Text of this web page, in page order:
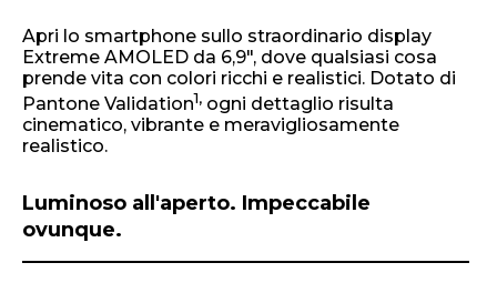
Apri lo smartphone sullo straordinario display
Extreme AMOLED da 6,9", dove qualsiasi cosa
prende vita con colori ricchi e realistici. Dotato di
Pantone Validation1, ogni dettaglio risulta
cinematico, vibrante e meravigliosamente
realistico.
Luminoso all'aperto. Impeccabile
ovunque.